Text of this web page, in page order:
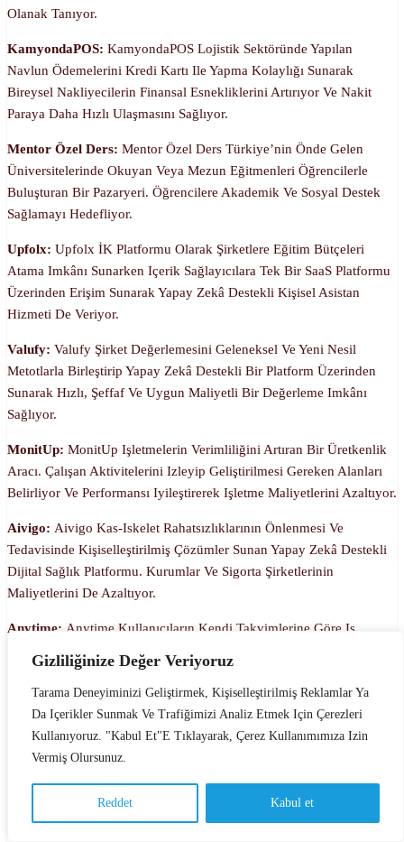
Gizliliğinize Değer Veriyoruz
Tarama Deneyiminizi Geliştirmek, Kişiselleştirilmiş Reklamlar Ya
Da Içerikler Sunmak Ve Trafiğimizi Analiz Etmek Için Çerezleri
Kullanıyoruz. "Kabul Et"e Tıklayarak, Çerez Kullanımımıza Izin
Vermiş Olursunuz.
Reddet Kabul et
Olanak Tanıyor.
KamyondaPOS: KamyondaPOS Lojistik Sektöründe Yapılan
Navlun Ödemelerini Kredi Kartı Ile Yapma Kolaylığı Sunarak
Bireysel Nakliyecilerin Finansal Esnekliklerini Artırıyor Ve Nakit
Paraya Daha Hızlı Ulaşmasını Sağlıyor.
Mentor Özel Ders: Mentor Özel Ders Türkiye’nin Önde Gelen
Üniversitelerinde Okuyan Veya Mezun Eğitmenleri Öğrencilerle
Buluşturan Bir Pazaryeri. Öğrencilere Akademik Ve Sosyal Destek
Sağlamayı Hedefliyor.
UPfolx: Upfolx İK Platformu Olarak Şirketlere Eğitim Bütçeleri
Atama Imkânı Sunarken Içerik Sağlayıcılara Tek Bir SaaS Platformu
Üzerinden Erişim Sunarak Yapay Zekâ Destekli Kişisel Asistan
Hizmeti De Veriyor.
Valufy: Valufy Şirket Değerlemesini Geleneksel Ve Yeni Nesil
Metotlarla Birleştirip Yapay Zekâ Destekli Bir Platform Üzerinden
Sunarak Hızlı, Şeffaf Ve Uygun Maliyetli Bir Değerleme Imkânı
Sağlıyor.
MonitUp: MonitUp Işletmelerin Verimliliğini Artıran Bir Üretkenlik
Aracı. Çalışan Aktivitelerini Izleyip Geliştirilmesi Gereken Alanları
Belirliyor Ve Performansı Iyileştirerek Işletme Maliyetlerini Azaltıyor.
Aivigo: Aivigo Kas-Iskelet Rahatsızlıklarının Önlenmesi Ve
Tedavisinde Kişiselleştirilmiş Çözümler Sunan Yapay Zekâ Destekli
Dijital Sağlık Platformu. Kurumlar Ve Sigorta Şirketlerinin
Maliyetlerini De Azaltıyor.
Anytime: Anytime Kullanıcıların Kendi Takvimlerine Göre Iş
Karşılamayı Sağlıyor. “Akıllı Eşleşme” Özelliği Ise Iş Arayanları
Uygun Ilanlarla Buluşturuyor.
Yomio Drops: Yomio Drops Meyve Ve Yoğurttan Oluşan Karışımı
Düşük Sıcaklıklarda Dondurup Ve Ardından Vakum Altında
Dental Cepte:Dental Cepte Diş Hekimleri Için Gerekli Olan
Türkçe